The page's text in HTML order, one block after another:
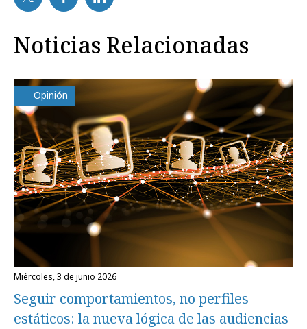
Noticias Relacionadas
Opinión
miércoles, 3 de junio 2026
Seguir comportamientos, no perfiles
estáticos: la nueva lógica de las audiencias